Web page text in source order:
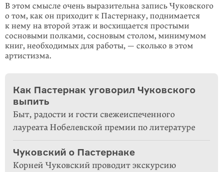
В этом смысле очень выразительна запись Чуковского
о том, как он приходит к Пастернаку, поднимается
к нему на второй этаж и восхищается простыми
сосновыми полками, сосновым столом, минимумом
книг, необходимых для работы, — сколько в этом
артистизма.
Как Пастернак уговорил Чуковского
выпить
Быт, радости и гости свежеиспеченного
лауреата Нобелевской премии по литературе
Чуковский о Пастернаке
Корней Чуковский проводит экскурсию